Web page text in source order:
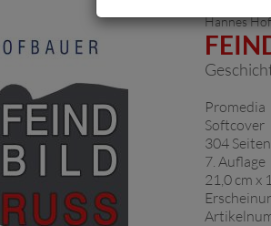
Hannes
Promedia
Softcover
304 Seiten
7. Auflage
21,0 cm x